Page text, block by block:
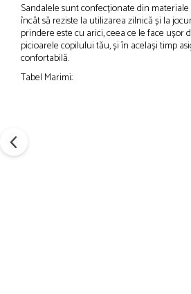
Sandalele sunt confecționate din
încât să reziste la utilizarea zilnică și la
prindere este cu arici, ceea ce le face ușor
picioarele copilului tău, și în același timp
confortabilă.
Tabel Marimi: